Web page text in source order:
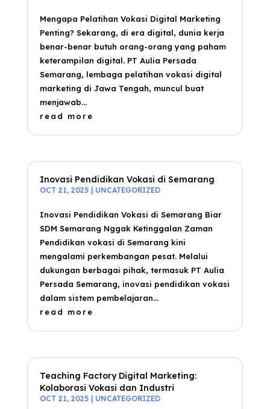
Mengapa Pelatihan Vokasi Digital Marketing
Penting? Sekarang, di era digital, dunia kerja
benar-benar butuh orang-orang yang paham
keterampilan digital. PT Aulia Persada
Semarang, lembaga pelatihan vokasi digital
marketing di Jawa Tengah, muncul buat
menjawab...
read more
Inovasi Pendidikan Vokasi di Semarang
OCT 21, 2025| UNCATEGORIZED
Inovasi Pendidikan Vokasi di Semarang Biar
SDM Semarang Nggak Ketinggalan Zaman
Pendidikan vokasi di Semarang kini
mengalami perkembangan pesat. Melalui
dukungan berbagai pihak, termasuk PT Aulia
Persada Semarang, inovasi pendidikan vokasi
dalam sistem pembelajaran...
read more
Teaching Factory Digital Marketing:
Kolaborasi Vokasi dan Industri
OCT 21, 2025| UNCATEGORIZED